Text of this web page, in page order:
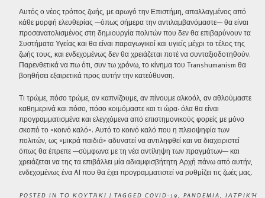
Αυτός ο νέος τρόπος ζωής, με αρωγό την Επιστήμη, απαλλαγμένος από
κάθε μορφή ελευθερίας —όπως σήμερα την αντιλαμβανόμαστε— θα είναι
προσανατολισμένος στη δημιουργία πολιτών που δεν θα επιβαρύνουν τα
Συστήματα Υγείας και θα είναι παραγωγικοί και υγιείς μέχρι το τέλος της
ζωής τους, και ενδεχομένως δεν θα χρειάζεται ποτέ να συνταξιοδοτηθούν.
Παρενθετικά να πω ότι, συν τω χρόνω, το κίνημα του Transhumanism θα
βοηθήσει εξαιρετικά προς αυτήν την κατεύθυνση.
Τι τρώμε, πόσο τρώμε, αν καπνίζουμε, αν πίνουμε αλκοόλ, αν αθλούμαστε
καθημερινά και πόσο, πόσο κοιμόμαστε και τι ώρα· όλα θα είναι
προγραμματισμένα και ελεγχόμενα από επιστημονικούς φορείς με μόνο
σκοπό το «κοινό καλό». Αυτό το κοινό καλό που η πλειοψηφία των
πολιτών, ως «μικρά παιδιά» αδυνατεί να αντιληφθεί και να διαχειριστεί
όπως θα έπρεπε —σύμφωνα με τη νέα αντίληψη των πραγμάτων— και
χρειάζεται να της τα επιβάλλει μία αδιαμφισβήτητη Αρχή πάνω από αυτήν,
ενδεχομένως ένα AI που θα έχει προγραμματιστεί να ρυθμίζει τις ζωές μας.
POSTED IN ΤΟ ΚΟΥΤΆΚΙ | TAGGED COVID-19 PANDEMIA
ΙΑΤΡΙΚΉ